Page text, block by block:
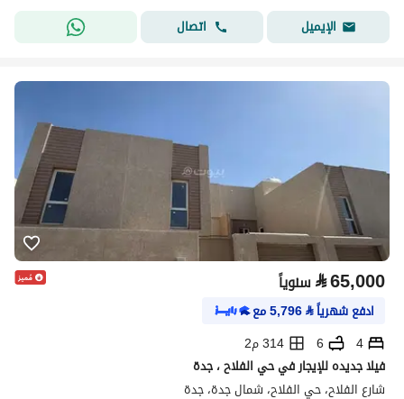
الإيميل
اتصال
⃁65,000 سنوياً
ادفع شهرياً⃁
5,796مع
4
6
314 م2
فيلا جديده للإيجار في حي الفلاح ، جدة
شارع الفلاح، حي الفلاح، شمال جدة، جدة